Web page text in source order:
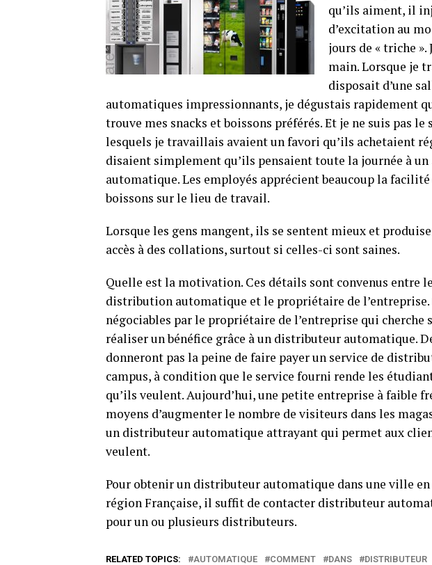
qu’ils aiment, il
d’excitation au
jours de « triche ».
main. Lorsque je
disposait d’une
automatiques impressionnants, je dégustais rapidement
trouve mes snacks et boissons préférés. Et je ne suis pas
lesquels je travaillais avaient un favori qu’ils achetaient
disaient simplement qu’ils pensaient toute la journée à
automatique. Les employés apprécient beaucoup la
boissons sur le lieu de travail.
Lorsque les gens mangent, ils se sentent mieux et
accès à des collations, surtout si celles-ci sont saines.
Quelle est la motivation. Ces détails sont convenus entre
distribution automatique et le propriétaire de
négociables par le propriétaire de l’entreprise qui
réaliser un bénéfice grâce à un distributeur automatique.
donneront pas la peine de faire payer un service de
campus, à condition que le service fourni rende les
qu’ils veulent. Aujourd’hui, une petite entreprise à faible
moyens d’augmenter le nombre de visiteurs dans les
un distributeur automatique attrayant qui permet aux
veulent.
Pour obtenir un distributeur automatique dans une ville
région Française, il suffit de contacter distributeur
pour un ou plusieurs distributeurs.
RELATED TOPICS: AUTOMATIQUE COMMENT DANS DISTRIBUTEUR